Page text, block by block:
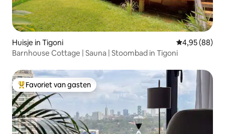
Huisje in Tigoni Gemiddelde
4,95 (88)
Barnhouse Cottage | Sauna | Stoombad in Tigoni
Topfavoriet van gasten
Favoriet van gasten